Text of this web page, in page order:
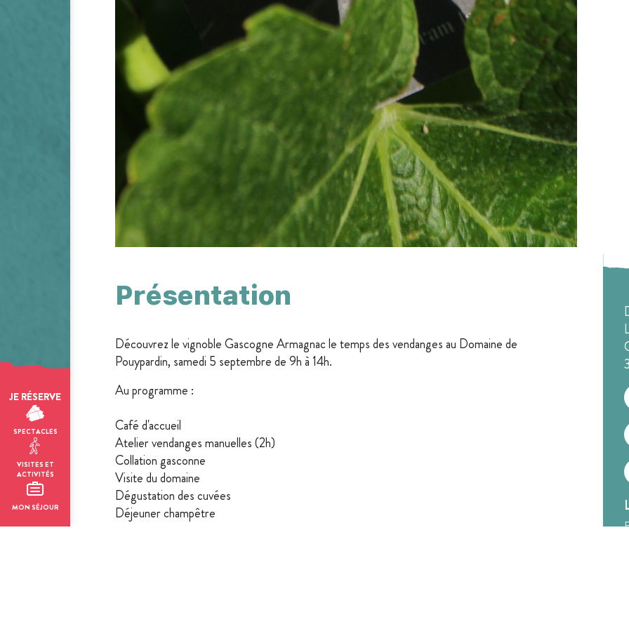
JE RÉSERVE
SPECTACLES
VISITES ET
ACTIVITÉS
MON SÉJOUR
Présentation
Découvrez le vignoble Gascogne Armagnac le temps des vendanges au Domaine de
Pouypardin, samedi 5 septembre de 9h à 14h.
Au programme :
Café d'accueil
Atelier vendanges manuelles (2h)
Collation gasconne
Visite du domaine
Dégustation des cuvées
Déjeuner champêtre